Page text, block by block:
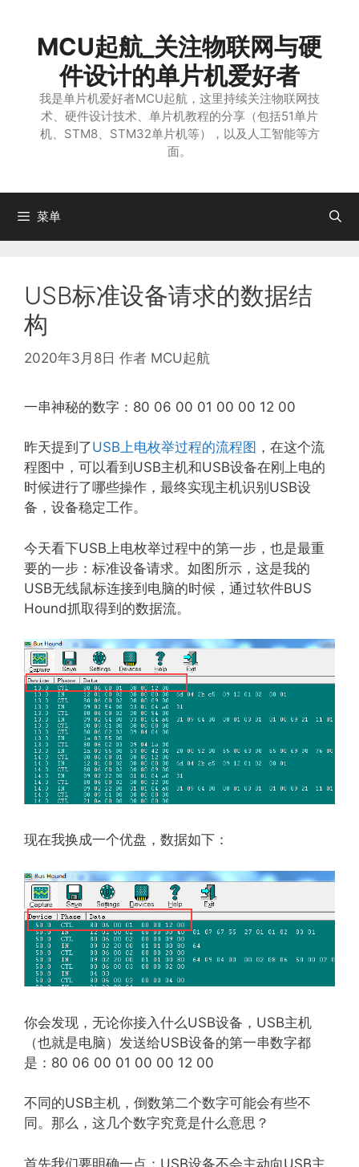
MCU起航_关注物联网与硬
件设计的单片机爱好者
我是单片机爱好者MCU起航，这里持续关注物联网技
术、硬件设计技术、单片机教程的分享（包括51单片
机、STM8、STM32单片机等），以及人工智能等方
面。
菜单
USB标准设备请求的数据结
构
2020年3月8日 作者 MCU起航
一串神秘的数字：80 06 00 01 00 00 12 00
昨天提到了USB上电枚举过程的流程图 ，在这个流
程图中，可以看到USB主机和USB设备在刚上电的
时候进行了哪些操作，最终实现主机识别USB设
备，设备稳定工作。
今天看下USB上电枚举过程中的第一步，也是最重
要的一步：标准设备请求。如图所示，这是我的
USB无线鼠标连接到电脑的时候，通过软件BUS
Hound抓取得到的数据流。
现在我换成一个优盘，数据如下：
你会发现，无论你接入什么USB设备，USB主机
（也就是电脑）发送给USB设备的第一串数字都
是：80 06 00 01 00 00 12 00
不同的USB主机，倒数第二个数字可能会有些不
同。那么，这几个数字究竟是什么意思？
首先我们要明确一点：USB设备不会主动向USB主